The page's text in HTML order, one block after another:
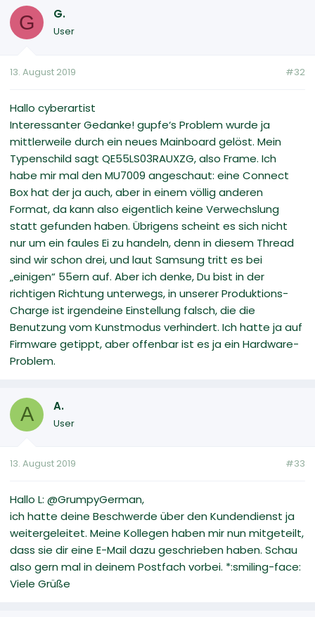
G G.
User
13. August 2019 #32
Hallo cyberartist
Interessanter Gedanke! gupfe‘s Problem wurde ja
mittlerweile durch ein neues Mainboard gelöst. Mein
Typenschild sagt QE55LS03RAUXZG, also Frame. Ich
habe mir mal den MU7009 angeschaut: eine Connect
Box hat der ja auch, aber in einem völlig anderen
Format, da kann also eigentlich keine Verwechslung
statt gefunden haben. Übrigens scheint es sich nicht
nur um ein faules Ei zu handeln, denn in diesem Thread
sind wir schon drei, und laut Samsung tritt es bei
„einigen“ 55ern auf. Aber ich denke, Du bist in der
richtigen Richtung unterwegs, in unserer Produktions-
Charge ist irgendeine Einstellung falsch, die die
Benutzung vom Kunstmodus verhindert. Ich hatte ja auf
Firmware getippt, aber offenbar ist es ja ein Hardware-
Problem.
A A.
User
13. August 2019 #33
Hallo L: @GrumpyGerman,
ich hatte deine Beschwerde über den Kundendienst ja
weitergeleitet. Meine Kollegen haben mir nun mitgeteilt,
dass sie dir eine E-Mail dazu geschrieben haben. Schau
also gern mal in deinem Postfach vorbei. *:smiling-face:
Viele Grüße